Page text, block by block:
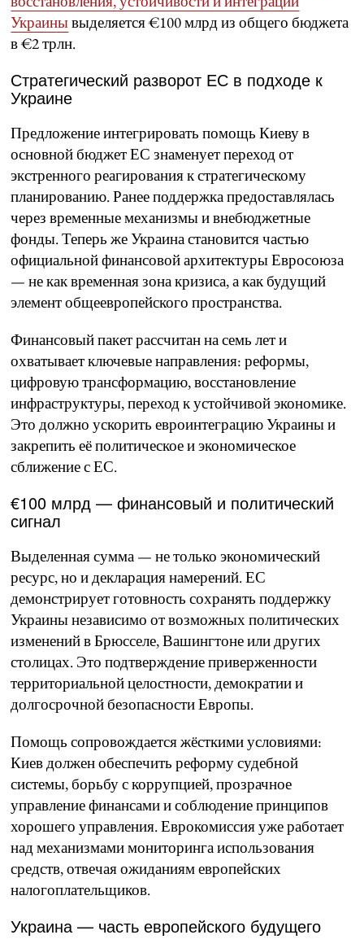
Украинывыделяется €100 млрд из общего бюджета
в €2 трлн.
Стратегический разворот ЕС в подходе к
Украине
Предложение интегрировать помощь Киеву в
основной бюджет ЕС знаменует переход от
экстренного реагирования к стратегическому
планированию. Ранее поддержка предоставлялась
через временные механизмы и внебюджетные
фонды. Теперь же Украина становится частью
официальной финансовой архитектуры Евросоюза
— не как временная зона кризиса, а как будущий
элемент общеевропейского пространства.
Финансовый пакет рассчитан на семь лет и
охватывает ключевые направления: реформы,
цифровую трансформацию, восстановление
инфраструктуры, переход к устойчивой экономике.
Это должно ускорить евроинтеграцию Украины и
закрепить её политическое и экономическое
сближение с ЕС.
€100 млрд — финансовый и политический
сигнал
Выделенная сумма — не только экономический
ресурс, но и декларация намерений. ЕС
демонстрирует готовность сохранять поддержку
Украины независимо от возможных политических
изменений в Брюсселе, Вашингтоне или других
столицах. Это подтверждение приверженности
территориальной целостности, демократии и
долгосрочной безопасности Европы.
Помощь сопровождается жёсткими условиями:
Киев должен обеспечить реформу судебной
системы, борьбу с коррупцией, прозрачное
управление финансами и соблюдение принципов
хорошего управления. Еврокомиссия уже работает
над механизмами мониторинга использования
средств, отвечая ожиданиям европейских
налогоплательщиков.
Украина — часть европейского будущего